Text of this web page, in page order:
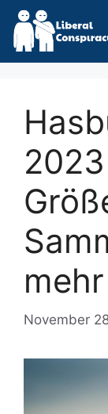
Skip
content
mehr
November